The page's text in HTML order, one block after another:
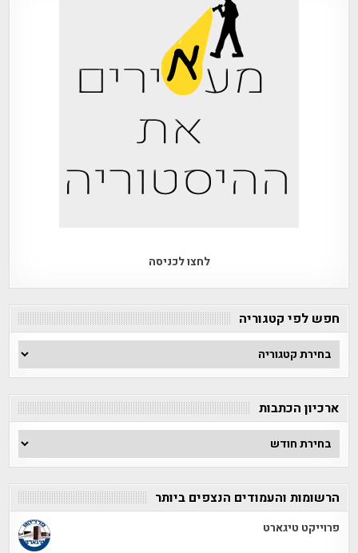
לחצו לכניסה
חפש לפי קטגוריה
חפש
לפי
ארכיון הכתבות
ארכיון
הכתבות
הרשומות והעמודים הנצפים ביותר
פרוייקט טיגארט